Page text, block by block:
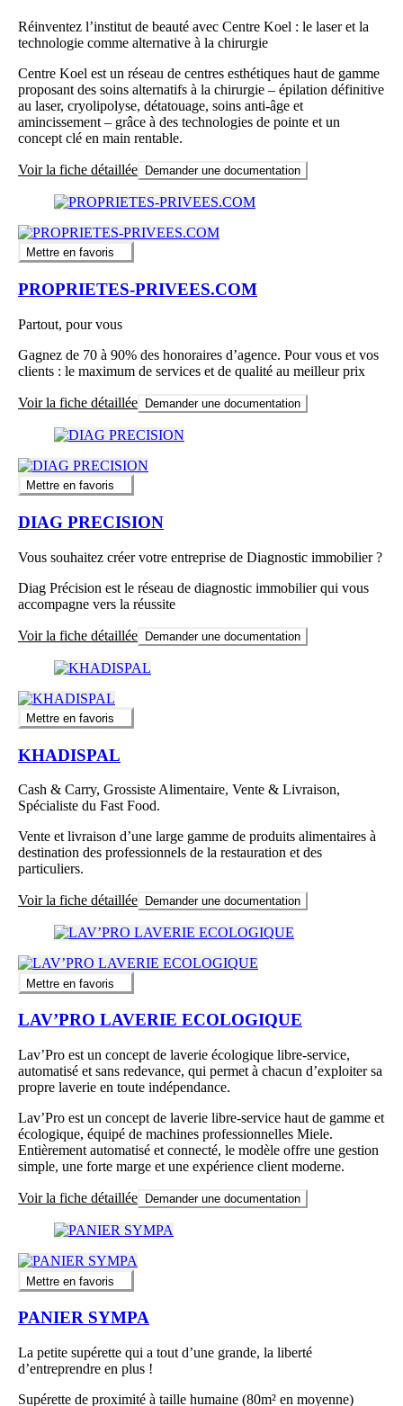
Réinventez l’institut de beauté avec Centre Koel : le laser et la
technologie comme alternative à la chirurgie
Centre Koel est un réseau de centres esthétiques haut de gamme
proposant des soins alternatifs à la chirurgie – épilation définitive
au laser, cryolipolyse, détatouage, soins anti‑âge et
amincissement – grâce à des technologies de pointe et un
concept clé en main rentable.
Voir la fiche détaillée Demander une documentation
Mettre en favoris
PROPRIETES-PRIVEES.COM
Partout, pour vous
Gagnez de 70 à 90% des honoraires d’agence. Pour vous et vos
clients : le maximum de services et de qualité au meilleur prix
Voir la fiche détaillée Demander une documentation
Mettre en favoris
DIAG PRECISION
Vous souhaitez créer votre entreprise de Diagnostic immobilier ?
Diag Précision est le réseau de diagnostic immobilier qui vous
accompagne vers la réussite
Voir la fiche détaillée Demander une documentation
Mettre en favoris
KHADISPAL
Cash & Carry, Grossiste Alimentaire, Vente & Livraison,
Spécialiste du Fast Food.
Vente et livraison d’une large gamme de produits alimentaires à
destination des professionnels de la restauration et des
particuliers.
Voir la fiche détaillée Demander une documentation
Mettre en favoris
LAV’PRO LAVERIE ECOLOGIQUE
Lav’Pro est un concept de laverie écologique libre-service,
automatisé et sans redevance, qui permet à chacun d’exploiter sa
propre laverie en toute indépendance.
Lav’Pro est un concept de laverie libre-service haut de gamme et
écologique, équipé de machines professionnelles Miele.
Entièrement automatisé et connecté, le modèle offre une gestion
simple, une forte marge et une expérience client moderne.
Voir la fiche détaillée Demander une documentation
Mettre en favoris
PANIER SYMPA
La petite supérette qui a tout d’une grande, la liberté
d’entreprendre en plus !
Supérette de proximité à taille humaine (80m² en moyenne)